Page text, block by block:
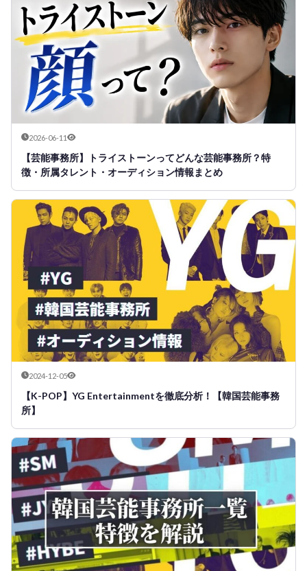
2026-06-11
【芸能事務所】トライストーンってどんな芸能事務所？特
徴・所属タレント・オーディション情報まとめ
2024-12-05
【K-POP】YG Entertainmentを徹底分析！【韓国芸能事務
所】